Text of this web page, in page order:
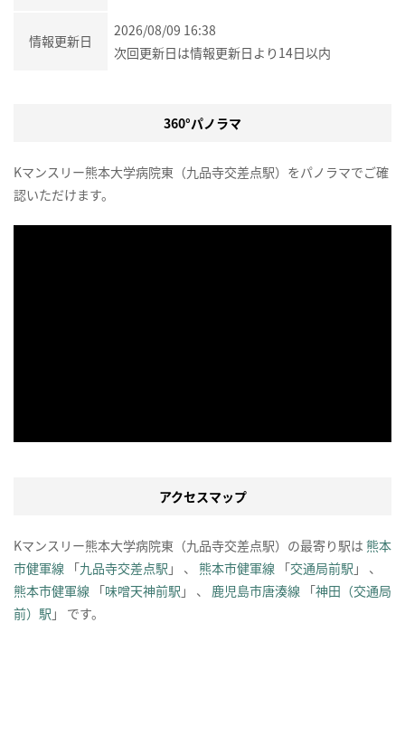
情報更新日
2026/08/09 16:38
次回更新日は情報更新日より14日以内
360°パノラマ
Kマンスリー熊本大学病院東（九品寺交差点駅）をパノラマでご確
認いただけます。
アクセスマップ
Kマンスリー熊本大学病院東（九品寺交差点駅）の最寄り駅は 熊本
市健軍線 「九品寺交差点駅 」 、 熊本市健軍線 「交通局前駅 」 、
熊本市健軍線 「味噌天神前駅 」 、 鹿児島市唐湊線 「神田（交通局
前）駅 」 です。